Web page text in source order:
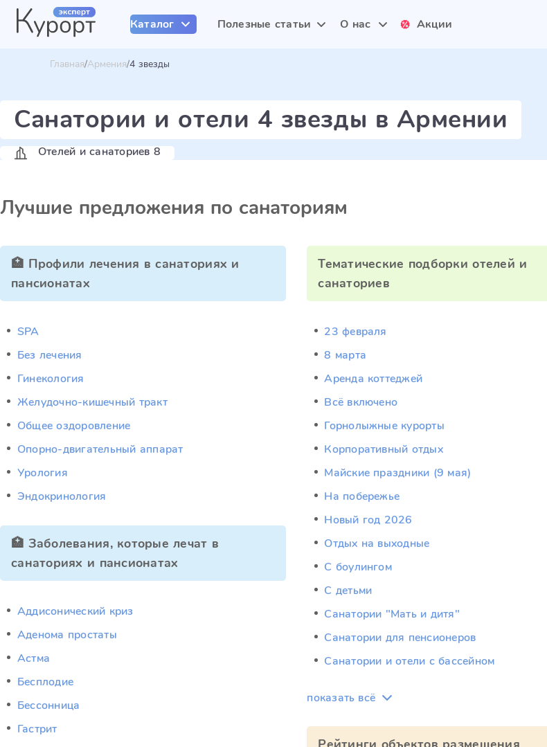
Каталог Полезные статьи О нас Акции
Главная Армения 4 звезды
Санатории и отели 4 звезды в Армении
Отелей и санаториев 8
Лучшие предложения по санаториям
🏥 Профили лечения в санаториях и
пансионатах
SPA
Без лечения
Гинекология
Желудочно-кишечный тракт
Общее оздоровление
Опорно-двигательный аппарат
Урология
Эндокринология
🏥 Заболевания, которые лечат в
санаториях и пансионатах
Аддисонический криз
Аденома простаты
Астма
Бесплодие
Бессонница
Гастрит
Тематические подборки отелей и
санаториев
23 февраля
8 марта
Аренда коттеджей
Всё включено
Горнолыжные курорты
Корпоративный отдых
Майские праздники (9 мая)
На побережье
Новый год 2026
Отдых на выходные
С боулингом
С детьми
Санатории "Мать и дитя"
Санатории для пенсионеров
Санатории и отели с бассейном
показать всё